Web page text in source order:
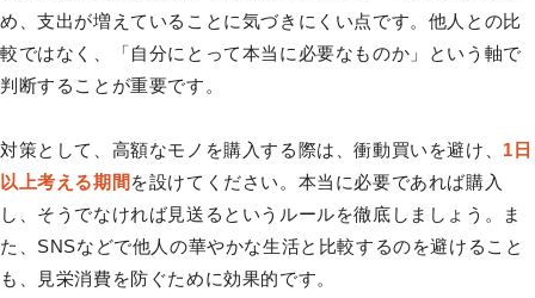
め、支出が増えていることに気づきにくい点です。他人との比
較ではなく、「自分にとって本当に必要なものか」という軸で
判断することが重要です。
対策として、高額なモノを購入する際は、衝動買いを避け、 1日
以上考える期間 を設けてください。本当に必要であれば購入
し、そうでなければ見送るというルールを徹底しましょう。ま
た、SNSなどで他人の華やかな生活と比較するのを避けること
も、見栄消費を防ぐために効果的です。